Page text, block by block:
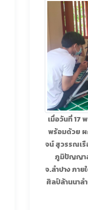
เมื่อวันที่ 17
พร้อมด้วย ผ
จน์ สุวรรณเ
ภูมิปัญญา
จ.ลำปาง ภา
ศิลป์ล้านนาล